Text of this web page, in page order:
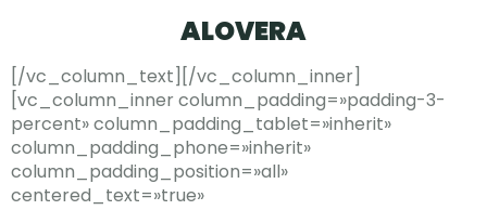
ALOVERA
[/vc_column_text][/vc_column_inner]
[vc_column_inner column_padding=»padding-3-
percent» column_padding_tablet=»inherit»
column_padding_phone=»inherit»
column_padding_position=»all»
centered_text=»true»